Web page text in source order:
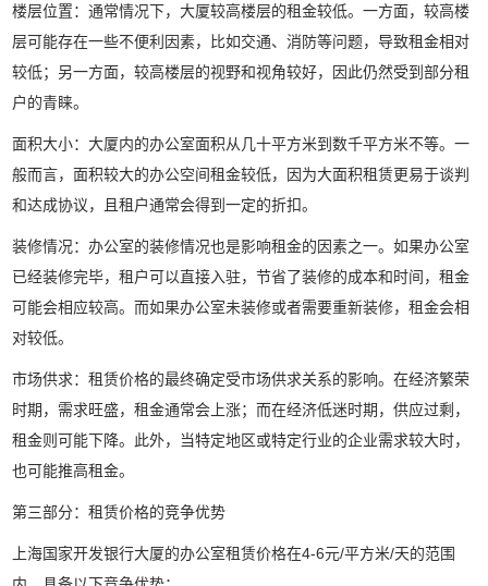
楼层位置：通常情况下，大厦较高楼层的租金较低。一方面，较高楼
层可能存在一些不便利因素，比如交通、消防等问题，导致租金相对
较低；另一方面，较高楼层的视野和视角较好，因此仍然受到部分租
户的青睐。
面积大小：大厦内的办公室面积从几十平方米到数千平方米不等。一
般而言，面积较大的办公空间租金较低，因为大面积租赁更易于谈判
和达成协议，且租户通常会得到一定的折扣。
装修情况：办公室的装修情况也是影响租金的因素之一。如果办公室
已经装修完毕，租户可以直接入驻，节省了装修的成本和时间，租金
可能会相应较高。而如果办公室未装修或者需要重新装修，租金会相
对较低。
市场供求：租赁价格的最终确定受市场供求关系的影响。在经济繁荣
时期，需求旺盛，租金通常会上涨；而在经济低迷时期，供应过剩，
租金则可能下降。此外，当特定地区或特定行业的企业需求较大时，
也可能推高租金。
第三部分：租赁价格的竞争优势
上海国家开发银行大厦的办公室租赁价格在4-6元/平方米/天的范围